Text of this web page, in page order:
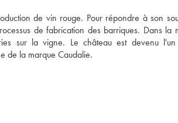
de vin rouge. Pour répondre à son
de fabrication des barriques. Dans la
sur la vigne. Le château est devenu
de la marque Caudalie.